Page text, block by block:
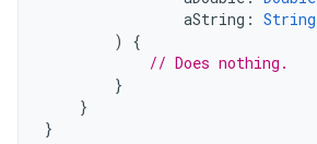
aString : String
)
{
// Does nothing.
}
}
}